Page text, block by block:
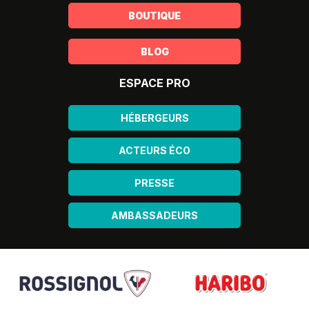
BOUTIQUE
BLOG
ESPACE PRO
HÉBERGEURS
ACTEURS ÉCO
PRESSE
AMBASSADEURS